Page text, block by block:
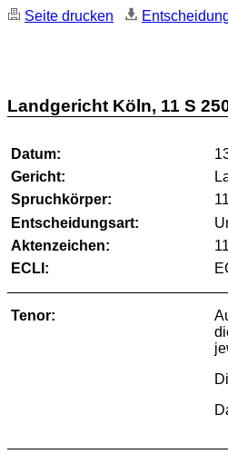
Seite drucken
Landgericht Köln, 11 S
Datum:
Gericht:
Spruchkörper:
Entscheidungsart:
Aktenzeichen:
ECLI:
Tenor: